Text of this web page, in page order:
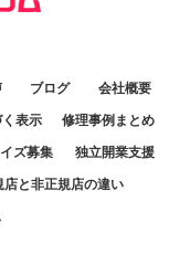
ブログ 会社概要
表示 修理事例まとめ
ズ募集 独立開業支援
店と非正規店の違い